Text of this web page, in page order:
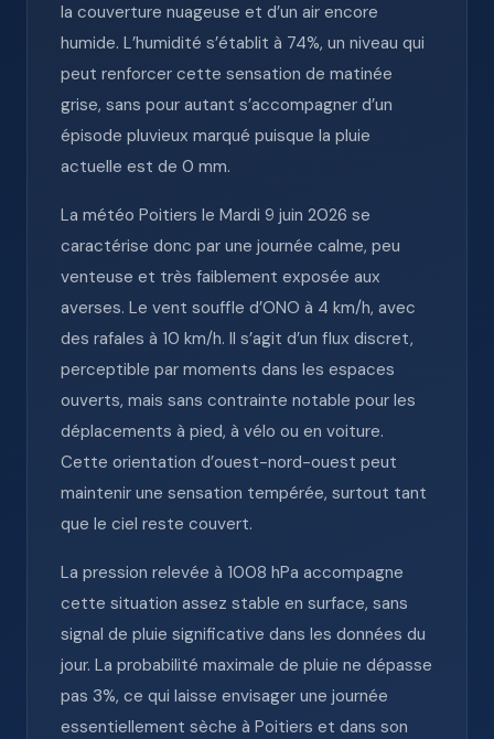
la couverture nuageuse et d’un air encore
humide. L’humidité s’établit à 74%, un niveau qui
peut renforcer cette sensation de matinée
grise, sans pour autant s’accompagner d’un
épisode pluvieux marqué puisque la pluie
actuelle est de 0 mm.
La météo Poitiers le Mardi 9 juin 2026 se
caractérise donc par une journée calme, peu
venteuse et très faiblement exposée aux
averses. Le vent souffle d’ONO à 4 km/h, avec
des rafales à 10 km/h. Il s’agit d’un flux discret,
perceptible par moments dans les espaces
ouverts, mais sans contrainte notable pour les
déplacements à pied, à vélo ou en voiture.
Cette orientation d’ouest-nord-ouest peut
maintenir une sensation tempérée, surtout tant
que le ciel reste couvert.
La pression relevée à 1008 hPa accompagne
cette situation assez stable en surface, sans
signal de pluie significative dans les données du
jour. La probabilité maximale de pluie ne dépasse
pas 3%, ce qui laisse envisager une journée
essentiellement sèche à Poitiers et dans son